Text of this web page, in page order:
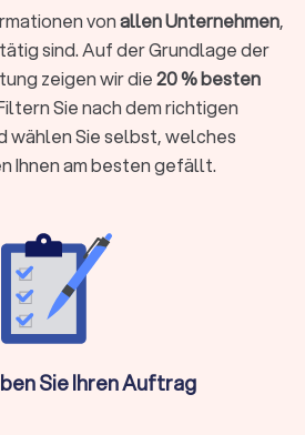
Kapitalvermögen oder anderen
Sachverhalte vorliegen wie
oder Beteiligungen
Jahresabschlüsse oder
proaktive Gestaltungsberatung
die mögliche Steuerersparnis oder
übersteigt, ist die Investition
vonallen Unternehmen,
sind. Auf der Grundlage der
zeigen wir die20 % besten
Sie nach dem richtigen
wählen Sie selbst, welches
Ihnen am besten gefällt.
Sie Ihren Auftrag